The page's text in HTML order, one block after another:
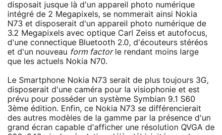
disposait jusque là d'un appareil photo numérique
intégré de 2 Megapixels, se nommerait ainsi Nokia
N73 et disposerait d'un appareil photo numérique de
3.2 Megapixels avec optique Carl Zeiss et autofocus,
d'une connectique Bluetooth 2.0, d'écouteurs stéréos
et d'un nouveau form factorle rendant moins large
que les actuels Nokia N70.
Le Smartphone Nokia N73 serait de plus toujours 3G,
disposerait d'une caméra pour la visiophonie et est
prévu pour posséder un système Symbian 9.1 S60
3ème édition. Enfin, ce Nokia N73 se différencierait
des autres modèles de la gamme par la présence d'un
grand écran capable d'afficher une résolution QVGA de